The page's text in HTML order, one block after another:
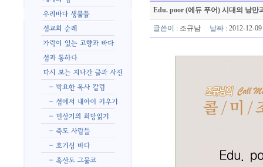
Edu. poor (에듀 푸어) 시대의 낭만
글쓴이 : 조규남 날짜 : 2012-12-